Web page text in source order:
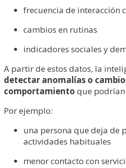
frecuencia de interacción
cambios en rutinas
indicadores sociales y
A partir de estos datos, la
detectar anomalías o
comportamiento que
Por ejemplo:
una persona que deja de
actividades habituales
menor contacto con